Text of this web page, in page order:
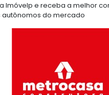
Imóvelp e receba a melhor
do mercado